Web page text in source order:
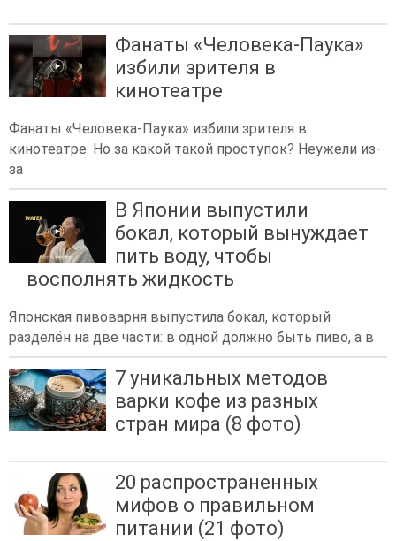
Фанаты «Человека-Паука»
избили зрителя в
кинотеатре
Фанаты «Человека-Паука» избили зрителя в
кинотеатре. Но за какой такой проступок? Неужели из-
за
В Японии выпустили
бокал, который вынуждает
пить воду, чтобы
восполнять жидкость
Японская пивоварня выпустила бокал, который
разделён на две части: в одной должно быть пиво, а в
7 уникальных методов
варки кофе из разных
стран мира (8 фото)
20 распространенных
мифов о правильном
питании (21 фото)